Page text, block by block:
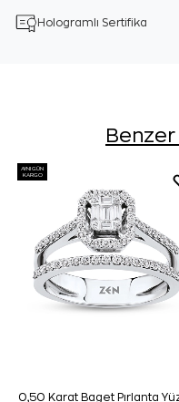
Hologramlı Sertifika
AYNI GÜN
KARGO
0,50 Karat Baget Pırlanta